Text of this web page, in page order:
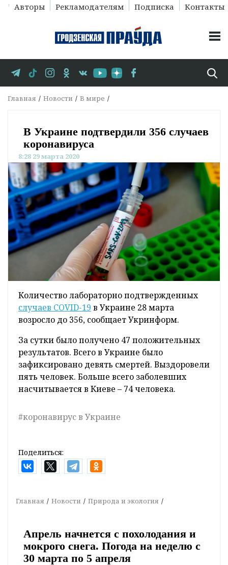
Авторы Рекламодателям Подписка Контакты
Главная Новости В мире
В Украине подтвердили 356 случаев
коронавируса
8:28 29 марта 2020
Количество лабораторно подтвержденных
случаев COVID-19 в Украине 28 марта
возросло до 356, сообщает Укринформ.
За сутки было получено 47 положительных
результатов. Всего в Украине было
зафиксировано девять смертей. Выздоровели
пять человек. Больше всего заболевших
насчитывается в Киеве – 74 человека.
#коронавирус в Украине
Поделиться:
Главная Новости Природа и экология
Апрель начнется с похолодания и
мокрого снега. Погода на неделю с
30 марта по 5 апреля